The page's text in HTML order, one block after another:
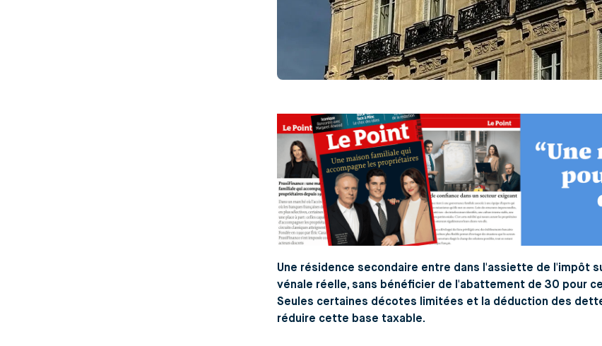
Une résidence secondaire entre dans l'assiette de l'impôt
vénale réelle, sans bénéficier de l'abattement de 30 pour
Seules certaines décotes limitées et la déduction des
réduire cette base taxable.